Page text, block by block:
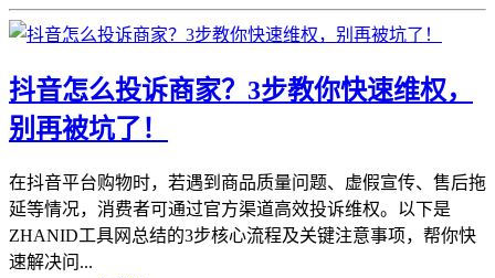
抖音怎么投诉商家？3步教你快速维权，
别再被坑了！
在抖音平台购物时，若遇到商品质量问题、虚假宣传、售后拖
延等情况，消费者可通过官方渠道高效投诉维权。以下是
ZHANID工具网总结的3步核心流程及关键注意事项，帮你快
速解决问...